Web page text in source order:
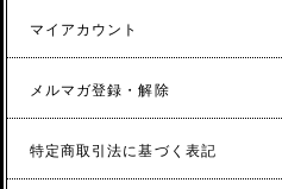
マイアカウント
メルマガ登録・解除
特定商取引法に基づく表記